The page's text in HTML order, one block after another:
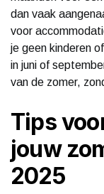
dan vaak
voor
je geen kinderen
in juni of
van de zomer,
Tips
jouw
2025